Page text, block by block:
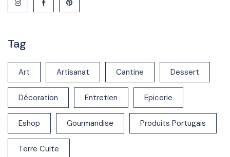
Tag
Art Artisanat Cantine Dessert
Décoration Entretien Epicerie
Eshop Gourmandise Produits Portugais
Terre Cuite